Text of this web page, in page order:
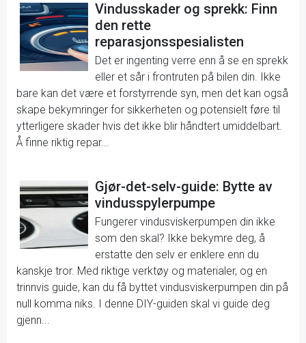
Vindusskader og sprekk: Finn
den rette
reparasjonsspesialisten
Det er ingenting verre enn å se en sprekk
eller et sår i frontruten på bilen din. Ikke
bare kan det være et forstyrrende syn, men det kan også
skape bekymringer for sikkerheten og potensielt føre til
ytterligere skader hvis det ikke blir håndtert umiddelbart.
Å finne riktig repar...
Gjør-det-selv-guide: Bytte av
vindusspylerpumpe
Fungerer vindusviskerpumpen din ikke
som den skal? Ikke bekymre deg, å
erstatte den selv er enklere enn du
kanskje tror. Med riktige verktøy og materialer, og en
trinnvis guide, kan du få byttet vindusviskerpumpen din på
null komma niks. I denne DIY-guiden skal vi guide deg
gjenn...